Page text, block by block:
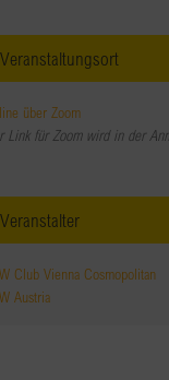
Veranstaltungsort
über Zoom
Link für Zoom wird in der
Veranstalter
Club Vienna Cosmopolitan
Austria